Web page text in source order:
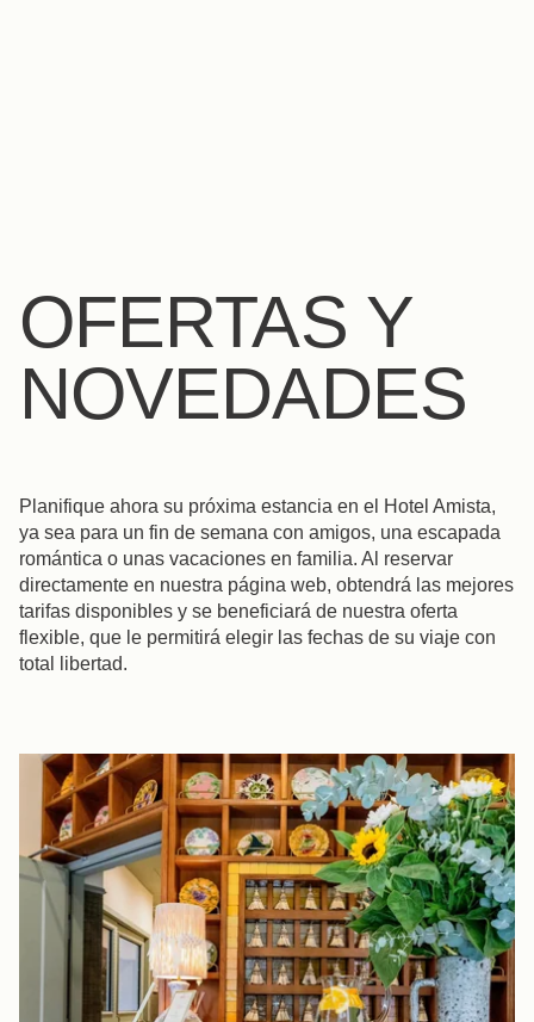
OFERTAS Y
NOVEDADES
Planifique ahora su próxima estancia en el Hotel Amista,
ya sea para un fin de semana con amigos, una escapada
romántica o unas vacaciones en familia. Al reservar
directamente en nuestra página web, obtendrá las mejores
tarifas disponibles y se beneficiará de nuestra oferta
flexible, que le permitirá elegir las fechas de su viaje con
total libertad.